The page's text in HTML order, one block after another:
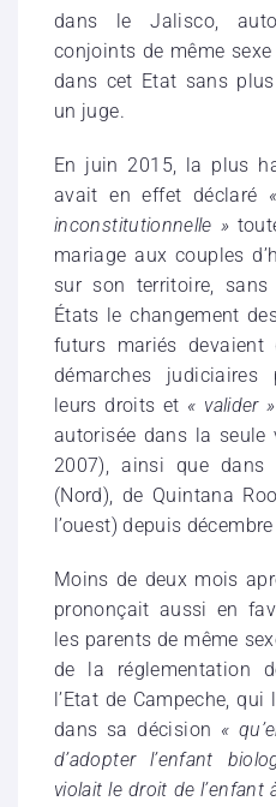
dans le Jalisco,
conjoints de même
dans cet Etat sans
un juge.
En juin 2015, la plus
avait en effet déclaré
inconstitutionnelle »
mariage aux couples
sur son territoire,
États le changement
futurs mariés devaient
démarches
leurs droits et « valider »
autorisée dans la
2007), ainsi que dans
(Nord), de Quintana
l’ouest) depuis
Moins de deux mois
prononçait aussi en
les parents de même
de la réglementation
l’Etat de Campeche, qui
dans sa décision «
d’adopter l’enfant
violait le droit de l’enfant